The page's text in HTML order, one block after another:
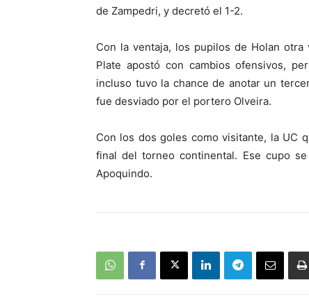
de Zampedri, y decretó el 1-2.
Con la ventaja, los pupilos de Holan
Plate apostó con cambios ofensivos,
incluso tuvo la chance de anotar un
fue desviado por el portero Olveira.
Con los dos goles como visitante, la UC
final del torneo continental. Ese cupo
Apoquindo.